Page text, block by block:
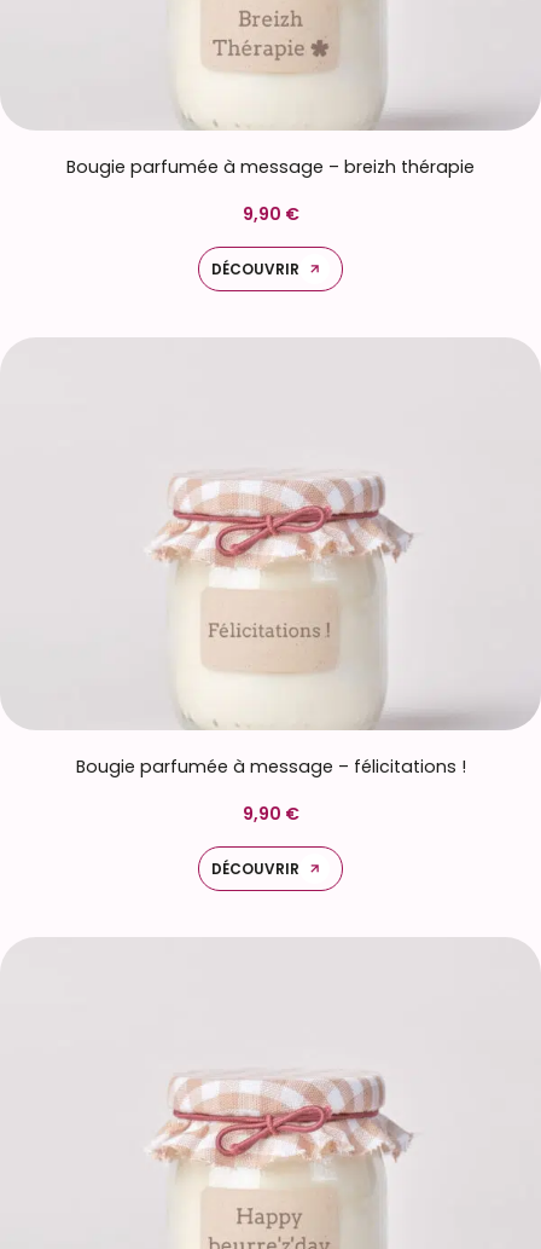
Bougie parfumée à message – breizh thérapie
9,90 €
DÉCOUVRIR
Bougie parfumée à message – félicitations !
9,90 €
DÉCOUVRIR